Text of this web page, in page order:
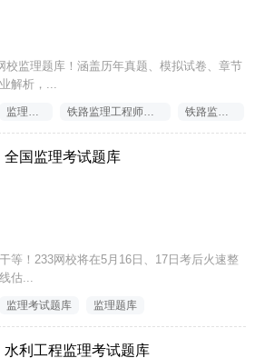
校监理题库！涵盖历年真题、模拟试卷、章节
解析，...
铁路监理工程师业务培训考试题库
全国监理考试题库
等！233网校将在5月16日、17日考后火速整
估...
监理考试题库 监理题库
水利工程监理考试题库